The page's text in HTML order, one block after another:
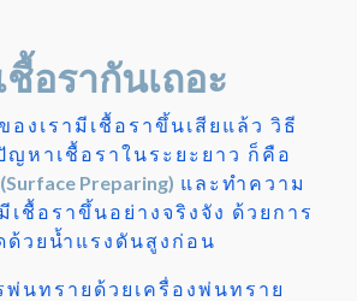
อรากันเถอะ
งเรามีเชื้อราขึ้นเสียแล้ว วิธี
หาเชื้อราในระยะยาว ก็คือ
Preparing) และทำความ
ชื้อราขึ้นอย่างจริงจัง ด้วยการ
วยน้ำแรงดันสูงก่อน
นทรายด้วยเครื่องพ่นทราย